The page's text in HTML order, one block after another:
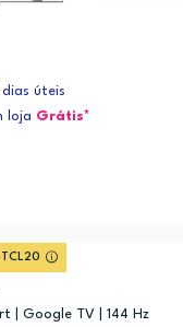
úteis
loja Grátis*
| Google TV | 144 Hz